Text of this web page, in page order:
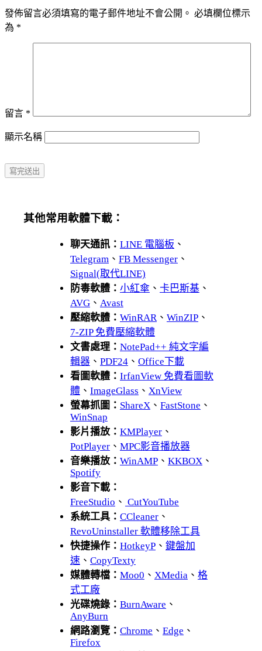
發佈留言必須填寫的電子郵件地址不會公開。 必填欄位標示
為 *
留言 *
顯示名稱
其他常用軟體下載：
聊天通訊： LINE 電腦板 、
Telegram 、 FB Messenger 、
Signal(取代LINE)
防毒軟體： 小紅傘 、 卡巴斯基 、
AVG 、 Avast
壓縮軟體： WinRAR、 WinZIP 、
7-ZIP 免費壓縮軟體
文書處理： NotePad++ 純文字編
輯器 、 PDF24 、 Office下載
看圖軟體： IrfanView 免費看圖軟
體 、 ImageGlass 、 XnView
螢幕抓圖： ShareX 、 FastStone 、
WinSnap
影片播放： KMPlayer 、
PotPlayer 、 MPC影音播放器
音樂播放： WinAMP 、 KKBOX 、
Spotify
影音下載：
FreeStudio 、 CutYouTube
系統工具： CCleaner 、
RevoUninstaller 軟體移除工具
快捷操作： HotkeyP 、 鍵盤加
速 、 CopyTexty
媒體轉檔： Moo0 、 XMedia 、 格
式工廠
光碟燒錄： BurnAware 、
AnyBurn
網路瀏覽： Chrome 、 Edge 、
Firefox